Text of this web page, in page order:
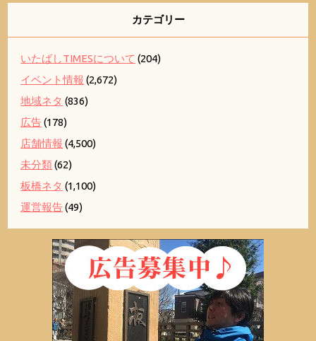
カテゴリー
いたばしTIMESについて (204)
イベント情報 (2,672)
地域ネタ (836)
広告(178)
店舗情報 (4,500)
未分類(62)
板橋ネタ (1,100)
運営報告(49)